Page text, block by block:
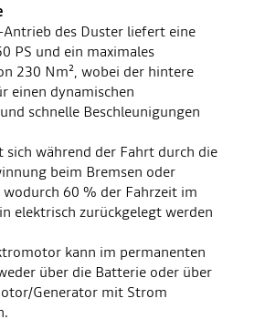
des Duster liefert eine
PS und ein maximales
230 Nm², wobei der hintere
einen dynamischen
schnelle Beschleunigungen
sich während der Fahrt durch die
beim Bremsen oder
wodurch 60 % der Fahrzeit im
elektrisch zurückgelegt werden
kann im permanenten
über die Batterie oder über
Generator mit Strom